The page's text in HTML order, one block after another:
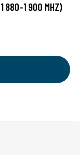
880-1 900 MHZ)